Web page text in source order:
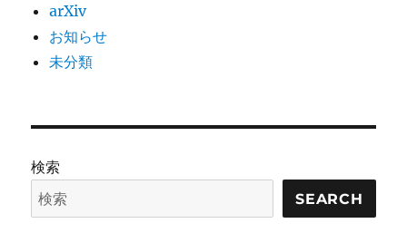
arXiv
お知らせ
未分類
検索
SEARCH